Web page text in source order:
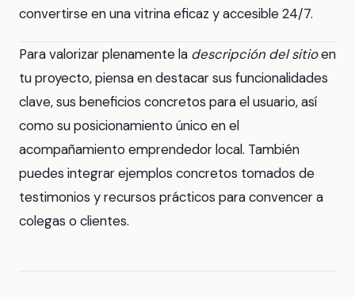
convertirse en una vitrina eficaz y accesible 24/7.
Para valorizar plenamente la descripción del sitioen
tu proyecto, piensa en destacar sus funcionalidades
clave, sus beneficios concretos para el usuario, así
como su posicionamiento único en el
acompañamiento emprendedor local. También
puedes integrar ejemplos concretos tomados de
testimonios y recursos prácticos para convencer a
colegas o clientes.